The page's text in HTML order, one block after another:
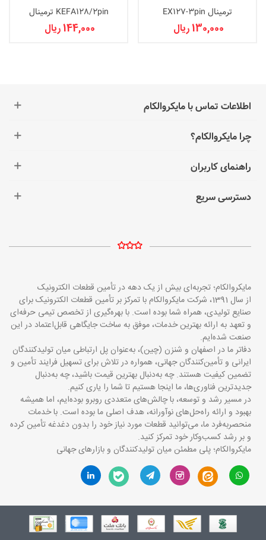
ترمینال EX127-3pin
130,000 ریال
KEFA128/2pin ترمینال
144,000 ریال
اطلاعات تماس با مایکروالکام
چرا مایکروالکام؟
راهنمای کاربران
دسترسی سریع
مایکروالکام؛ تجربه‌ای بیش از یک دهه در تأمین قطعات الکترونیک
از سال 1391، شرکت مایکروالکام با تمرکز بر تأمین قطعات الکترونیک برای
صنایع تولیدی، همراه شما بوده است. با بهره‌گیری از تخصص تیمی حرفه‌ای
و تعهد به ارائه بهترین خدمات، موفق به ساخت جایگاهی قابل‌اعتماد در این
صنعت شده‌ایم.
دفاتر ما در اصفهان و شنزن (چین)، به‌عنوان پل ارتباطی میان تولیدکنندگان
ایرانی و تأمین‌کنندگان جهانی، همواره در تلاش برای تسهیل فرایند تأمین و
تضمین کیفیت هستند. چه به‌دنبال بهترین قیمت باشید، چه به‌دنبال
جدیدترین فناوری‌ها، ما اینجا هستیم تا شما را یاری کنیم.
در مسیر رشد و توسعه، با چالش‌های متعددی روبرو بوده‌ایم، اما همیشه
بهبود و ارائه راه‌حل‌های نوآورانه، هدف اصلی ما بوده است. با خدمات
منحصربه‌فرد ما، می‌توانید قطعات مورد نیاز خود را بدون دغدغه تأمین کرده
و بر رشد کسب‌وکار خود تمرکز کنید.
مایکروالکام؛ پلی مطمئن میان تولیدکنندگان و بازارهای جهانی